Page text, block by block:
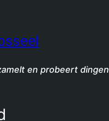
en probeert dingen